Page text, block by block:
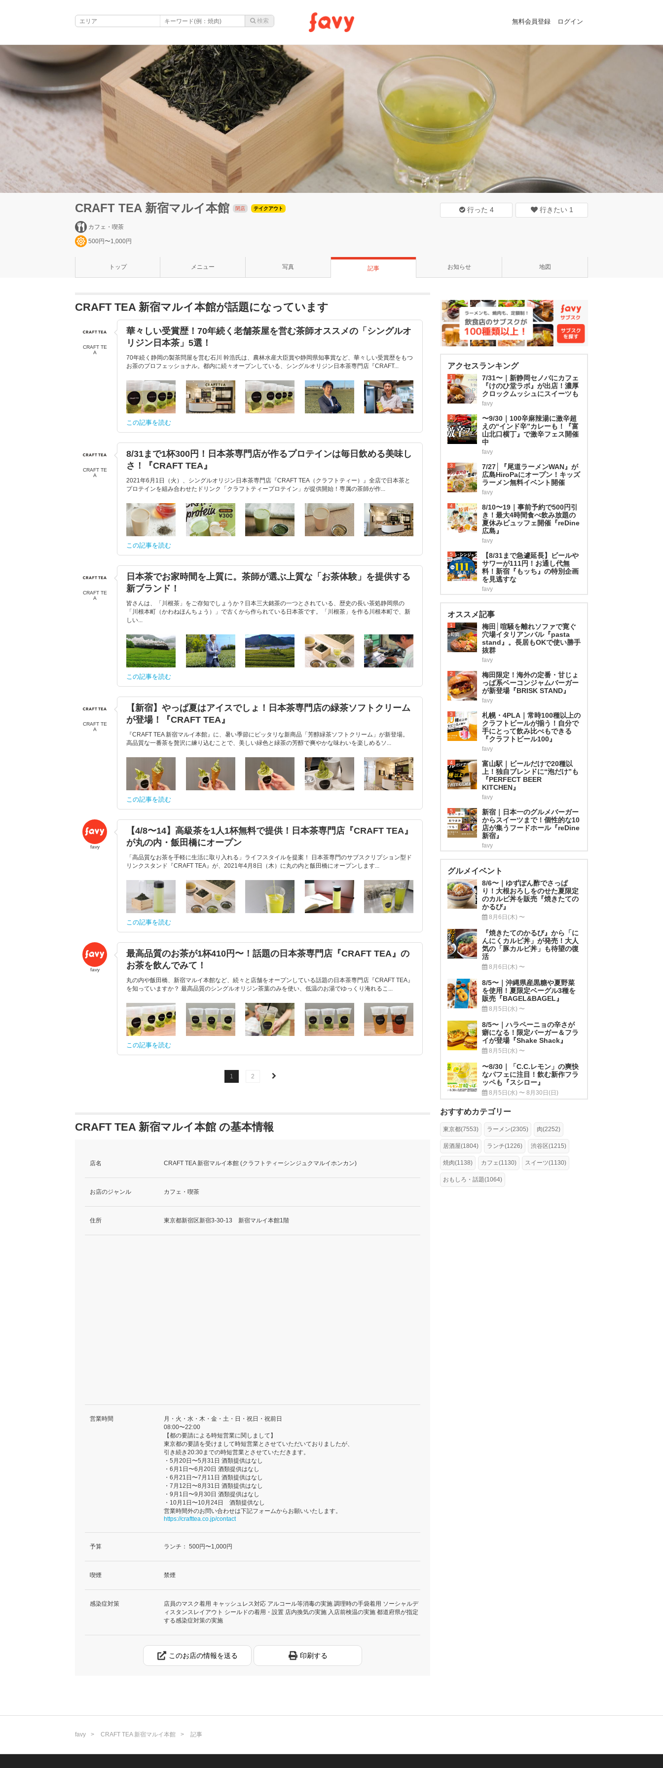
無料会員登録 ログイン
CRAFT TEA 新宿マルイ本館 閉店 テイクアウト
カフェ・喫茶
500円〜1,000円
行った 4 行きたい 1
トップ メニュー 写真 記事 お知らせ 地図
CRAFT TEA 新宿マルイ本館が話題になっています
CRAFT TE
A
華々しい受賞歴！70年続く老舗茶屋を営む茶師オススメの「シングルオ
リジン日本茶」5選！
70年続く静岡の製茶問屋を営む石川 幹浩氏は、農林水産大臣賞や静岡県知事賞など、華々しい受賞歴をもつ
お茶のプロフェッショナル。都内に続々オープンしている、シングルオリジン日本茶専門店『CRAFT...
この記事を読む
CRAFT TE
A
8/31まで1杯300円！日本茶専門店が作るプロテインは毎日飲める美味し
さ！『CRAFT TEA』
2021年6月1日（火）、シングルオリジン日本茶専門店『CRAFT TEA（クラフトティー）』全店で日本茶と
プロテインを組み合わせたドリンク「クラフトティープロテイン」が提供開始！専属の茶師が作...
この記事を読む
CRAFT TE
A
日本茶でお家時間を上質に。茶師が選ぶ上質な「お茶体験」を提供する
新ブランド！
皆さんは、「川根茶」をご存知でしょうか？日本三大銘茶の一つとされている、歴史の長い茶処静岡県の
「川根本町（かわねほんちょう）」で古くから作られている日本茶です。「川根茶」を作る川根本町で、新
しい...
この記事を読む
CRAFT TE
A
【新宿】やっぱ夏はアイスでしょ！日本茶専門店の緑茶ソフトクリーム
が登場！『CRAFT TEA』
『CRAFT TEA 新宿マルイ本館』に、暑い季節にピッタリな新商品「芳醇緑茶ソフトクリーム」が新登場。
高品質な一番茶を贅沢に練り込むことで、美しい緑色と緑茶の芳醇で爽やかな味わいを楽しめるソ...
この記事を読む
favy
【4/8〜14】高級茶を1人1杯無料で提供！日本茶専門店『CRAFT TEA』
が丸の内・飯田橋にオープン
「高品質なお茶を手軽に生活に取り入れる」ライフスタイルを提案！ 日本茶専門のサブスクリプション型ド
リンクスタンド『CRAFT TEA』が、2021年4月8日（木）に丸の内と飯田橋にオープンします...
この記事を読む
favy
最高品質のお茶が1杯410円〜！話題の日本茶専門店『CRAFT TEA』の
お茶を飲んでみて！
丸の内や飯田橋、新宿マルイ本館など、続々と店舗をオープンしている話題の日本茶専門店『CRAFT TEA』
を知っていますか？ 最高品質のシングルオリジン茶葉のみを使い、低温のお湯でゆっくり淹れるこ...
この記事を読む
1 2
CRAFT TEA 新宿マルイ本館 の基本情報
店名 CRAFT TEA 新宿マルイ本館 (クラフトティーシンジュクマルイホンカン)
お店のジャンル カフェ・喫茶
住所 東京都新宿区新宿3-30-13 新宿マルイ本館1階
営業時間
月・火・水・木・金・土・日・祝日・祝前日
08:00〜22:00
【都の要請による時短営業に関しまして】
東京都の要請を受けまして時短営業とさせていただいておりましたが、
引き続き20:30までの時短営業とさせていただきます。
・5月20日〜5月31日 酒類提供はなし
・6月1日〜6月20日 酒類提供はなし
・6月21日〜7月11日 酒類提供はなし
・7月12日〜8月31日 酒類提供はなし
・9月1日〜9月30日 酒類提供はなし
・10月1日〜10月24日 酒類提供なし
営業時間外のお問い合わせは下記フォームからお願いいたします。
https://crafttea.co.jp/contact
予算 ランチ： 500円〜1,000円
喫煙 禁煙
感染症対策
店員のマスク着用 キャッシュレス対応 アルコール等消毒の実施 調理時の手袋着用 ソーシャルデ
ィスタンスレイアウト シールドの着用・設置 店内換気の実施 入店前検温の実施 都道府県が指定
する感染症対策の実施
このお店の情報を送る 印刷する
アクセスランキング
1
7/31〜｜新静岡セノバにカフェ
『けのひ堂ラボ』が出店！濃厚
クロックムッシュにスイーツも
favy
2
〜9/30｜100辛麻辣湯に激辛超
えの“インド辛”カレーも！『富
山北口横丁』で激辛フェス開催
中
favy
3
7/27│『尾道ラーメンWAN』が
広島HiroPaにオープン！キッズ
ラーメン無料イベント開催
favy
4
8/10〜19｜事前予約で500円引
き！最大4時間食べ飲み放題の
夏休みビュッフェ開催『reDine
広島』
favy
5
【8/31まで急遽延長】ビールや
サワーが111円！お通し代無
料！新宿『もッち』の特別企画
を見逃すな
favy
オススメ記事
1
梅田│喧騒を離れソファで寛ぐ
穴場イタリアンバル『pasta
stand』。長居もOKで使い勝手
抜群
favy
2
梅田限定！海外の定番・甘じょ
っぱ系ベーコンジャムバーガー
が新登場『BRISK STAND』
favy
3
札幌・4PLA｜常時100種以上の
クラフトビールが揃う！自分で
手にとって飲み比べもできる
『クラフトビール100』
favy
4
富山駅｜ビールだけで20種以
上！独自ブレンドに“泡だけ”も
『PERFECT BEER
KITCHEN』
favy
5
新宿｜日本一のグルメバーガー
からスイーツまで！個性的な10
店が集うフードホール『reDine
新宿』
favy
グルメイベント
8/6〜｜ゆずぽん酢でさっぱ
り！大根おろしをのせた夏限定
のカルビ丼を販売『焼きたての
かるび』
8月6日(木) 〜
『焼きたてのかるび』から「に
んにくカルビ丼」が発売！大人
気の「豚カルビ丼」も待望の復
活
8月6日(木) 〜
8/5〜｜沖縄県産黒糖や夏野菜
を使用！夏限定ベーグル3種を
販売『BAGEL&BAGEL』
8月5日(水) 〜
8/5〜｜ハラペーニョの辛さが
癖になる！限定バーガー＆フラ
イが登場『Shake Shack』
8月5日(水) 〜
〜8/30｜「C.C.レモン」の爽快
なパフェに注目！飲む新作フラ
ッペも『スシロー』
8月5日(水) 〜 8月30日(日)
おすすめカテゴリー
東京都(7553) ラーメン(2305) 肉(2252)
居酒屋(1804) ランチ(1226) 渋谷区(1215)
焼肉(1138) カフェ(1130) スイーツ(1130)
おもしろ・話題(1064)
favy CRAFT TEA 新宿マルイ本館 記事